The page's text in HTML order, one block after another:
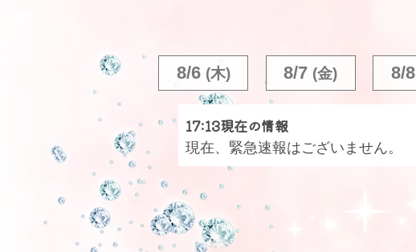
8/6 (木) 8/7 (金) 8/8
17:13現在の情報
現在、緊急速報はございません。